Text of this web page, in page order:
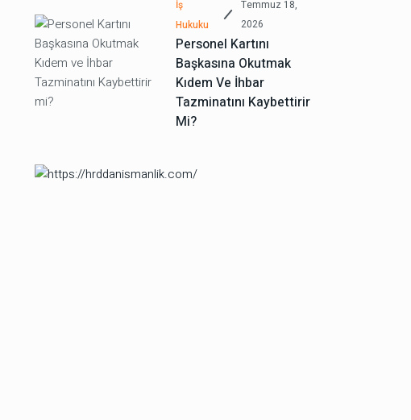
İş
Hukuku
Temmuz 18,
2026
Personel Kartını
Başkasına Okutmak
Kıdem Ve İhbar
Tazminatını Kaybettirir
Mi?